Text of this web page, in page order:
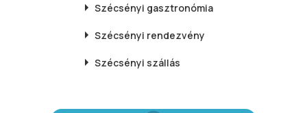
Szécsényi gasztronómia
Szécsényi rendezvény
Szécsényi szállás